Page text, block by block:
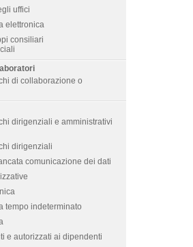
uffici
elettronica
consiliari
di collaborazione o
dirigenziali e amministrativi
dirigenziali
comunicazione dei dati
tempo indeterminato
e autorizzati ai dipendenti